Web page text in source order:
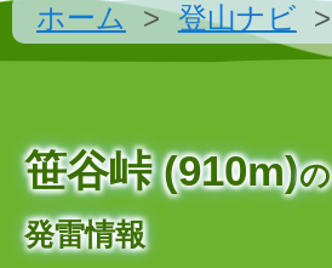
ホーム 登山ナビ
笹谷峠 (910m)の
発雷情報